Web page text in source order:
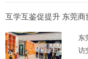
互学互鉴促提升 东莞商
东
访